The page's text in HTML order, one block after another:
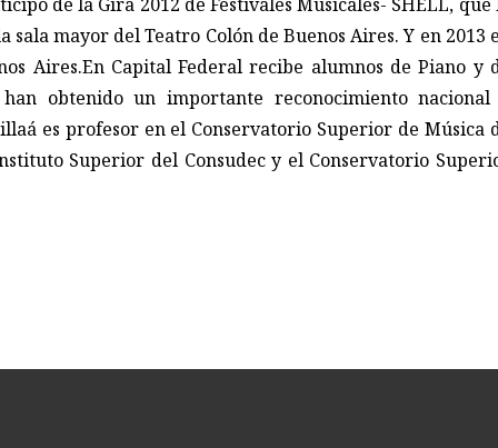
mayor del Teatro Colón de Buenos Aires. Y en 2013
Aires.En Capital Federal recibe alumnos de Piano y
obtenido un importante reconocimiento nacional
es profesor en el Conservatorio Superior de Música
Superior del Consudec y el Conservatorio